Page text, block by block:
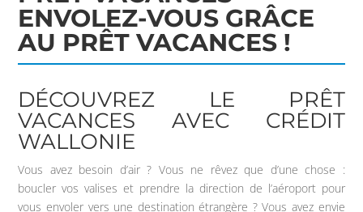
ENVOLEZ-VOUS GRÂCE
AU PRÊT VACANCES !
DÉCOUVREZ LE PRÊT
VACANCES AVEC CRÉDIT
WALLONIE
Vous avez besoin d’air ? Vous ne rêvez que d’une chose :
boucler vos valises et prendre la direction de l’aéroport pour
vous envoler vers une destination étrangère ? Vous avez envie